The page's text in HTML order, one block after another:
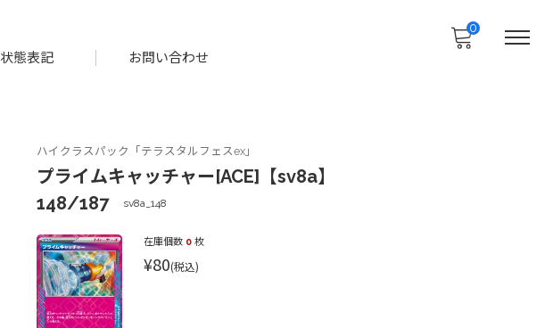
状態表記 お問い合わせ
0
ハイクラスパック「テラスタルフェスex」
プライムキャッチャー[ACE]【sv8a】
148/187
sv8a_148
在庫個数 0 枚
¥80(税込)